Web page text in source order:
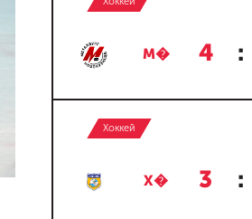
М� 4 :
Хоккей
Х� 3 :